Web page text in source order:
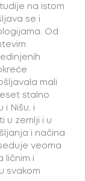
na istom
se i
Od
mali
stalno
i Nišu, i
u zemlji i u
i načina
veoma
ličnim i
svakom